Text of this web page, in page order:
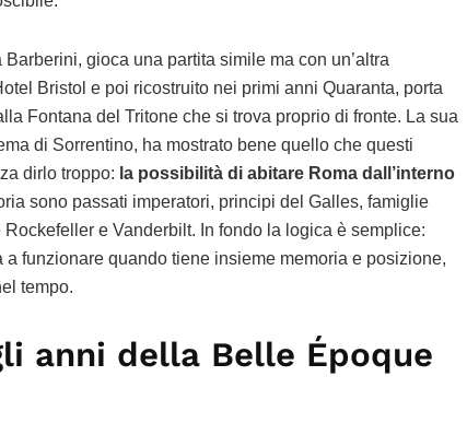
Barberini, gioca una partita simile ma con un’altra
Bristol e poi ricostruito nei primi anni Quaranta, porta
Fontana del Tritone che si trova proprio di fronte. La sua
di Sorrentino, ha mostrato bene quello che questi
dirlo troppo: la possibilità di abitare Roma dall’interno
sono passati imperatori, principi del Galles, famiglie
e Vanderbilt. In fondo la logica è semplice:
a funzionare quando tiene insieme memoria e posizione,
tempo.
anni della Belle Époque